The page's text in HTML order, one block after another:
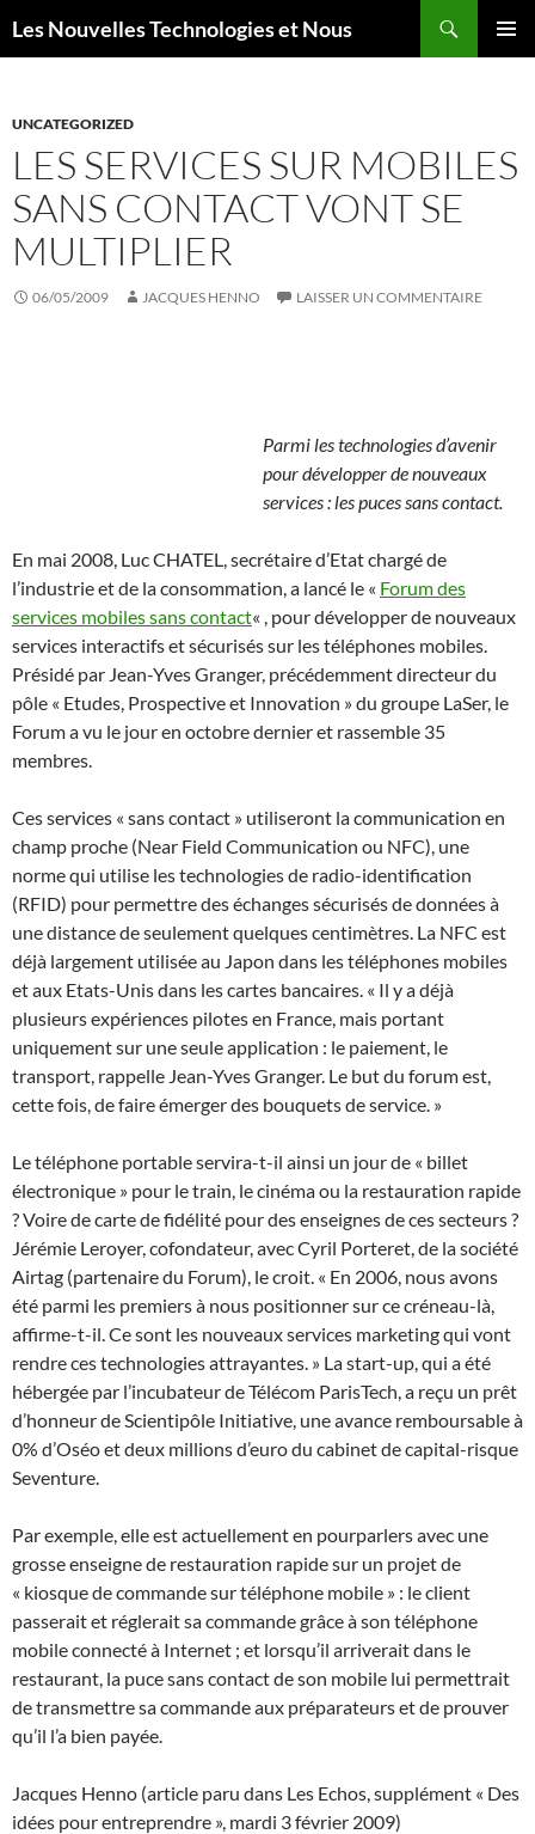
auLes Nouvelles Technologies et Nous
UNCATEGORIZED
LES SERVICES SUR MOBILES
SANS CONTACT VONT SE
MULTIPLIER
06/05/2009 JACQUES HENNO LAISSER UN COMMENTAIRE
Parmi les technologies d’avenir
pour développer de nouveaux
services : les puces sans contact.
En mai 2008, Luc CHATEL, secrétaire d’Etat chargé de
l’industrie et de la consommation, a lancé le « Forum des
services mobiles sans contact« , pour développer de nouveaux
services interactifs et sécurisés sur les téléphones mobiles.
Présidé par Jean-Yves Granger, précédemment directeur du
pôle « Etudes, Prospective et Innovation » du groupe LaSer, le
Forum a vu le jour en octobre dernier et rassemble 35
membres.
Ces services « sans contact » utiliseront la communication en
champ proche (Near Field Communication ou NFC), une
norme qui utilise les technologies de radio-identification
(RFID) pour permettre des échanges sécurisés de données à
une distance de seulement quelques centimètres. La NFC est
déjà largement utilisée au Japon dans les téléphones mobiles
et aux Etats-Unis dans les cartes bancaires. « Il y a déjà
plusieurs expériences pilotes en France, mais portant
uniquement sur une seule application : le paiement, le
transport, rappelle Jean-Yves Granger. Le but du forum est,
cette fois, de faire émerger des bouquets de service. »
Le téléphone portable servira-t-il ainsi un jour de « billet
électronique » pour le train, le cinéma ou la restauration rapide
? Voire de carte de fidélité pour des enseignes de ces secteurs ?
Jérémie Leroyer, cofondateur, avec Cyril Porteret, de la société
Airtag (partenaire du Forum), le croit. « En 2006, nous avons
été parmi les premiers à nous positionner sur ce créneau-là,
affirme-t-il. Ce sont les nouveaux services marketing qui vont
rendre ces technologies attrayantes. » La start-up, qui a été
hébergée par l’incubateur de Télécom ParisTech, a reçu un prêt
d’honneur de Scientipôle Initiative, une avance remboursable à
0% d’Oséo et deux millions d’euro du cabinet de capital-risque
Seventure.
Par exemple, elle est actuellement en pourparlers avec une
grosse enseigne de restauration rapide sur un projet de
« kiosque de commande sur téléphone mobile » : le client
passerait et réglerait sa commande grâce à son téléphone
mobile connecté à Internet ; et lorsqu’il arriverait dans le
restaurant, la puce sans contact de son mobile lui permettrait
de transmettre sa commande aux préparateurs et de prouver
qu’il l’a bien payée.
Jacques Henno (article paru dans Les Echos, supplément « Des
idées pour entreprendre », mardi 3 février 2009)